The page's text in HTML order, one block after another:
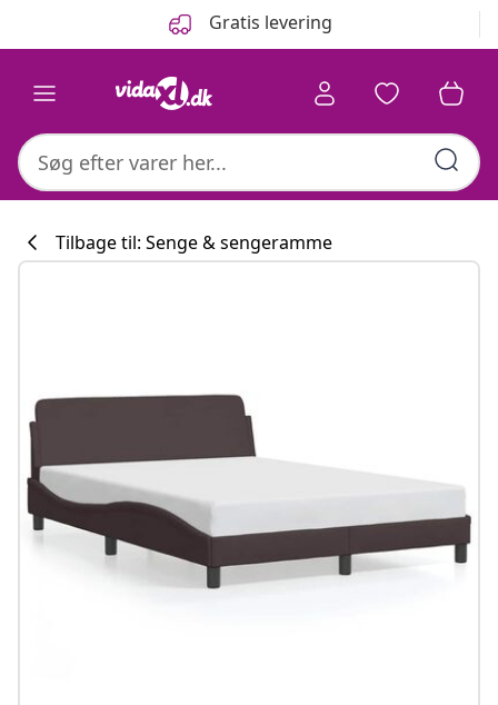
Gratis levering
Tilbage til: Senge & sengeramme